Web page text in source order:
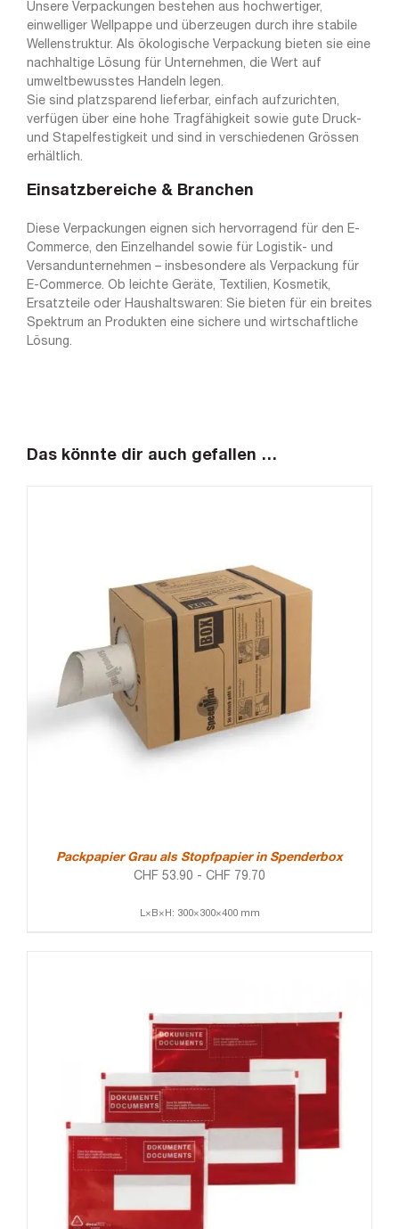
Unsere Verpackungen bestehen aus hochwertiger,
einwelliger Wellpappe und überzeugen durch ihre stabile
Wellenstruktur. Als ökologische Verpackung bieten sie eine
nachhaltige Lösung für Unternehmen, die Wert auf
umweltbewusstes Handeln legen.
Sie sind platzsparend lieferbar, einfach aufzurichten,
verfügen über eine hohe Tragfähigkeit sowie gute Druck-
und Stapelfestigkeit und sind in verschiedenen Grössen
erhältlich.
Einsatzbereiche & Branchen
Diese Verpackungen eignen sich hervorragend für den E-
Commerce, den Einzelhandel sowie für Logistik- und
Versandunternehmen – insbesondere als Verpackung für
E-Commerce. Ob leichte Geräte, Textilien, Kosmetik,
Ersatzteile oder Haushaltswaren: Sie bieten für ein breites
Spektrum an Produkten eine sichere und wirtschaftliche
Lösung.
Das könnte dir auch gefallen …
Packpapier Grau als Stopfpapier in Spenderbox
CHF 53.90 - CHF 79.70
L×B×H: 300×300×400 mm